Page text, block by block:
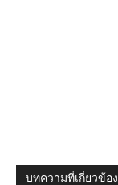
บทความที่เกี่ยวข้อง